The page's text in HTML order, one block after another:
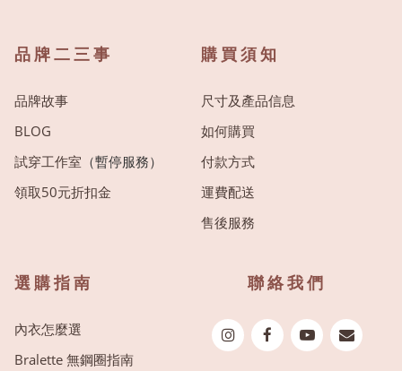
品牌二三事
品牌故事
BLOG
試穿工作室 （暫停服務）
領取50元折扣金
購買須知
尺寸及產品信息
如何購買
付款方式
運費配送
售後服務
選購指南
內衣怎麼選
Bralette 無鋼圈指南
聯絡我們